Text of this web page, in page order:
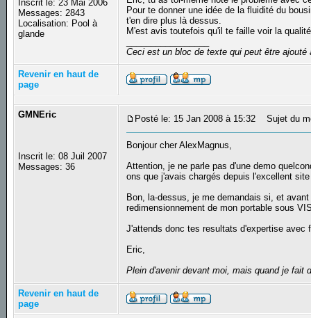
Inscrit le: 23 Mai 2006
Messages: 2843
Localisation: Pool à
glande
Pour te donner une idée de la fluidité du
t'en dire plus là dessus.
M'est avis toutefois qu'il te faille voir la
Ceci est un bloc de texte qui peut être
Revenir en haut de
page
GMNEric
Inscrit le: 08 Juil 2007
Messages: 36
Posté le: 15 Jan 2008 à 15:32 Sujet du
Bonjour cher AlexMagnus,
Attention, je ne parle pas d'une demo
ons que j'avais chargés depuis l'excellent
Bon, la-dessus, je me demandais si, et
redimensionnement de mon portable sous
J'attends donc tes resultats d'expertise avec
Eric,
Plein d'avenir devant moi, mais quand je fait
Revenir en haut de
page